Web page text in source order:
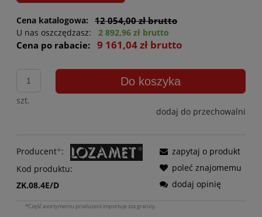
Cena katalogowa: 12 054,00 zł brutto
U nas oszczędzasz: 2 892,96 zł brutto
Cena po rabacie: 9 161,04 zł brutto
szt.
Do koszyka
dodaj do przechowalni
Producent*:
Kod produktu:
ZK.08.4E/D
zapytaj o produkt
poleć znajomemu
dodaj opinię
*Część asortymentu producent importuje zza granicy.